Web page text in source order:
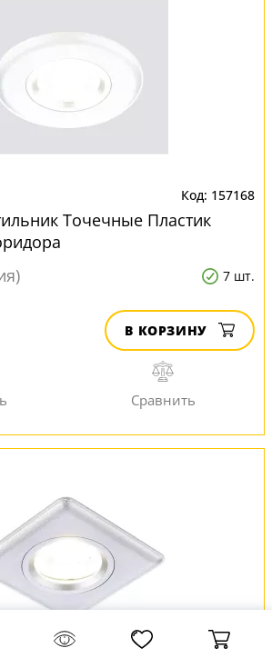
157168
Точечные Пластик
7 шт.
В КОРЗИНУ